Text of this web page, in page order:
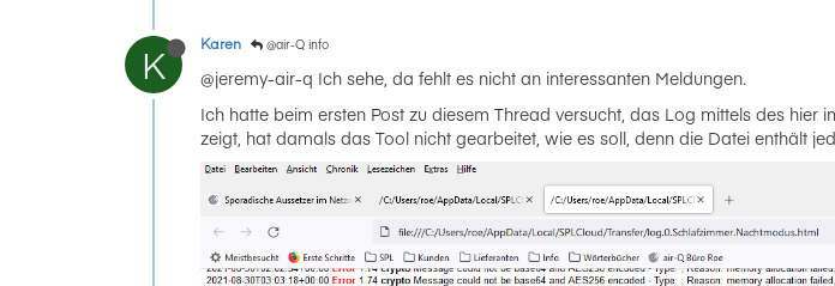
K Karen @air-Q info
@jeremy-air-q Ich sehe, da fehlt es nicht an interessanten Meldungen.
Ich hatte beim ersten Post zu diesem Thread versucht, das Log mittels des
zeigt, hat damals das Tool nicht gearbeitet, wie es soll, denn die Datei enthält